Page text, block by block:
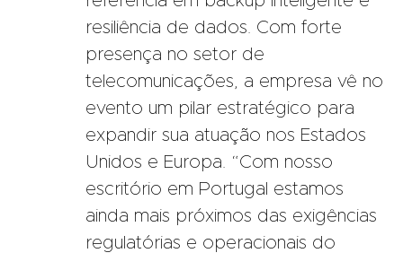
resiliência de dados. Com forte
presença no setor de
telecomunicações, a empresa vê no
evento um pilar estratégico para
expandir sua atuação nos Estados
Unidos e Europa. “Com nosso
escritório em Portugal estamos
ainda mais próximos das exigências
regulatórias e operacionais do